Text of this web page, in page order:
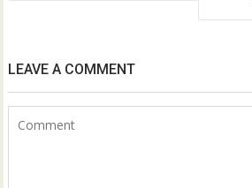
LEAVE A COMMENT